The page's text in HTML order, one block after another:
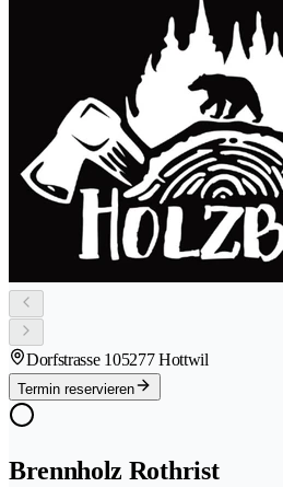
Dorfstrasse 105277 Hottwil
Termin reservieren
Brennholz Rothrist